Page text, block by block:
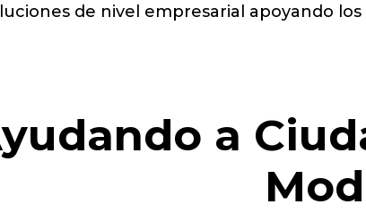
de nivel empresarial apoyando
a